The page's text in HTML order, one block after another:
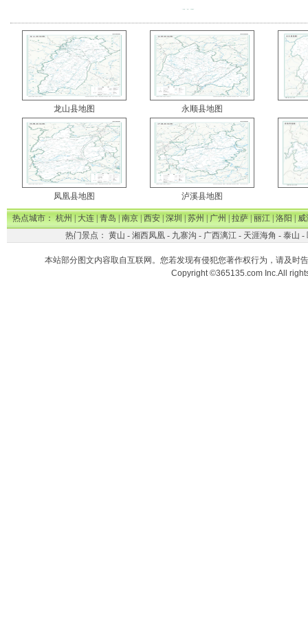
龙山县地图 永顺县地图
凤凰县地图 泸溪县地图
热点城市：杭州|大连|青岛|南京|西安|深圳|苏州|广州|拉萨|丽江|洛阳|威
热门景点： 黄山 - 湘西凤凰- 九寨沟 - 广西漓江- 天涯海角 - 泰山 -
本站部分图文内容取自互联网。您若发现有侵犯您著作权行为，请及时
Copyright ©365135.com Inc.All